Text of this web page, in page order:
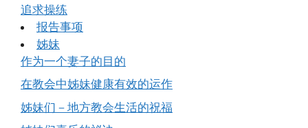
追求操练
报告事项
姊妹
作为一个妻子的目的
在教会中姊妹健康有效的运作
姊妹们－地方教会生活的祝福